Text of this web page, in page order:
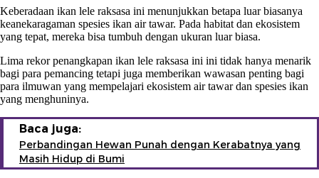
Keberadaan ikan lele raksasa ini menunjukkan betapa luar biasanya
keanekaragaman spesies ikan air tawar. Pada habitat dan ekosistem
yang tepat, mereka bisa tumbuh dengan ukuran luar biasa.
Lima rekor penangkapan ikan lele raksasa ini ini tidak hanya menarik
bagi para pemancing tetapi juga memberikan wawasan penting bagi
para ilmuwan yang mempelajari ekosistem air tawar dan spesies ikan
yang menghuninya.
Baca juga:
Perbandingan Hewan Punah dengan Kerabatnya yang
Masih Hidup di Bumi